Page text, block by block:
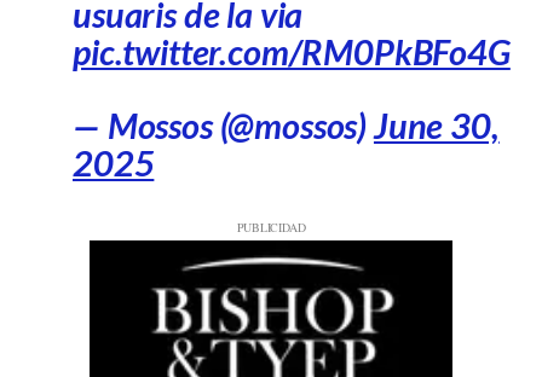
usuaris de la via
pic.twitter.com/RM0PkBFo4G
— Mossos (@mossos)June 30,
2025